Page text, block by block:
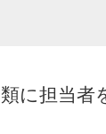
に担当者